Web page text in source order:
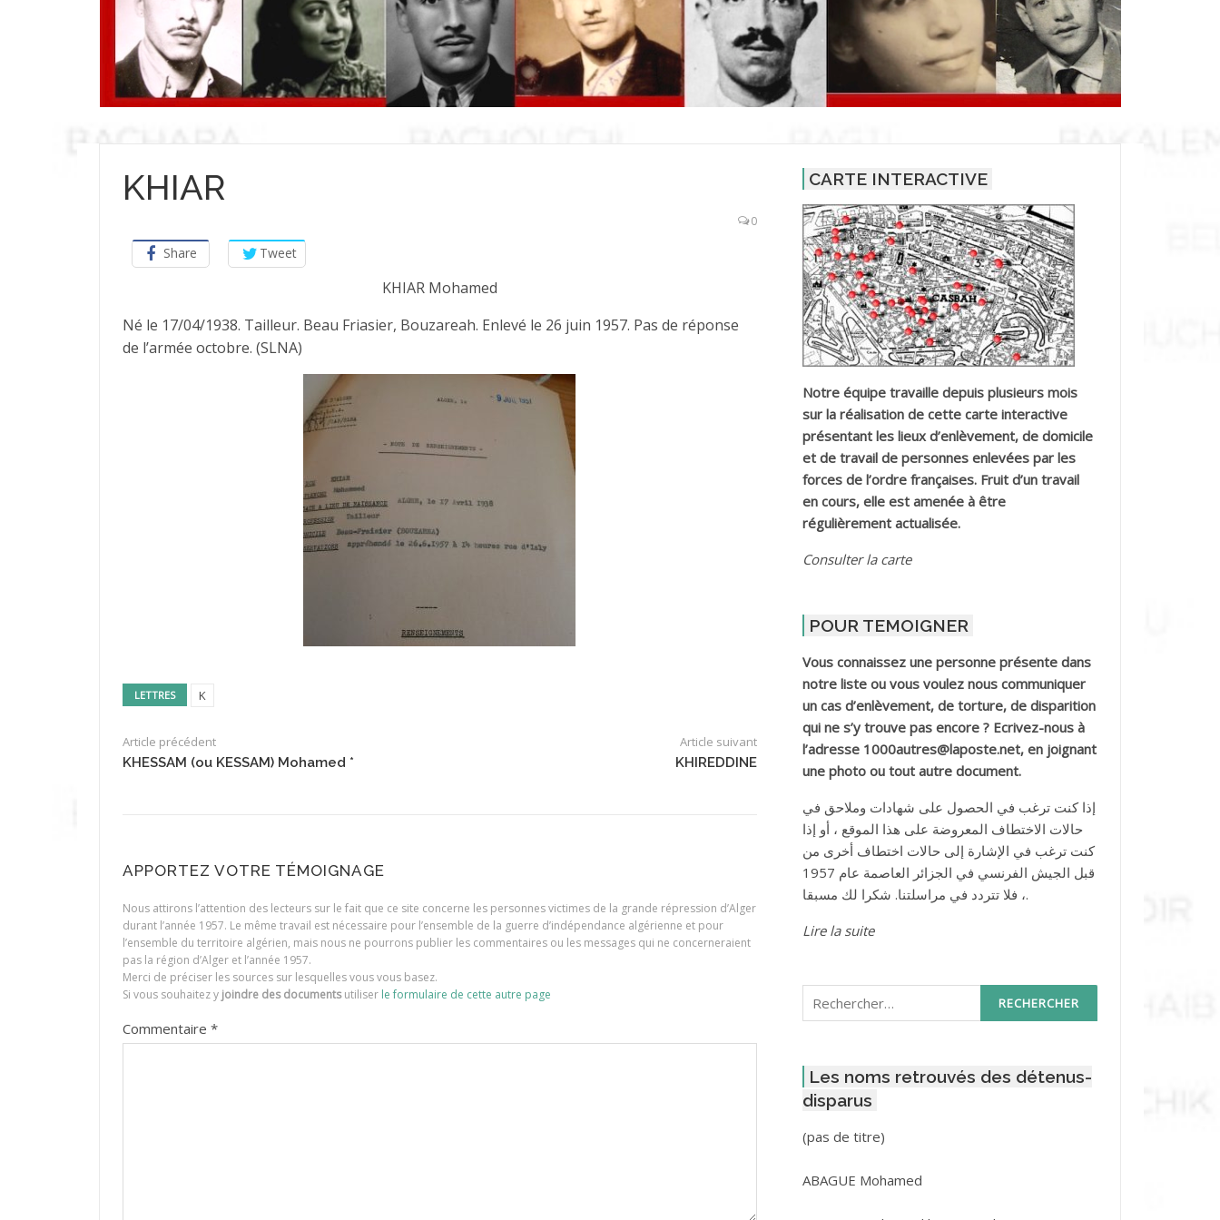
KHIAR
0
Share Tweet
KHIAR Mohamed
Né le 17/04/1938. Tailleur. Beau Friasier, Bouzareah. Enlevé le 26 juin 1957. Pas de réponse
de l’armée octobre. (SLNA)
LETTRES K
Article précédent
KHESSAM (ou KESSAM) Mohamed *
Article suivant
KHIREDDINE
APPORTEZ VOTRE TÉMOIGNAGE
Nous attirons l’attention des lecteurs sur le fait que ce site concerne les personnes victimes de la grande répression d’Alger
durant l’année 1957. Le même travail est nécessaire pour l’ensemble de la guerre d’indépendance algérienne et pour
l’ensemble du territoire algérien, mais nous ne pourrons publier les commentaires ou les messages qui ne concerneraient
pas la région d’Alger et l’année 1957.
Merci de préciser les sources sur lesquelles vous vous basez.
Si vous souhaitez y joindre des documentsutiliser le formulaire de cette autre page
Commentaire *
CARTE INTERACTIVE
Notre équipe travaille depuis plusieurs mois
sur la réalisation de cette carte interactive
présentant les lieux d’enlèvement, de domicile
et de travail de personnes enlevées par les
forces de l’ordre françaises. Fruit d’un travail
en cours, elle est amenée à être
régulièrement actualisée.
Consulter la carte
POUR TEMOIGNER
Vous connaissez une personne présente dans
notre liste ou vous voulez nous communiquer
un cas d’enlèvement, de torture, de disparition
qui ne s’y trouve pas encore ? Ecrivez-nous à
l’adresse 1000autres@laposte.net, en joignant
une photo ou tout autre document.
إذا كنت ترغب في الحصول على شهادات وملاحق في
حالات الاختطاف المعروضة على هذا الموقع ، أو إذا
كنت ترغب في الإشارة إلى حالات اختطاف أخرى من
قبل الجيش الفرنسي في الجزائر العاصمة عام 1957
، فلا تتردد في مراسلتنا. شكرا لك مسبقا.
Lire la suite
Rechercher :
Les noms retrouvés des détenus-
disparus
(pas de titre)Post
3416
ABAGUE Mohamed